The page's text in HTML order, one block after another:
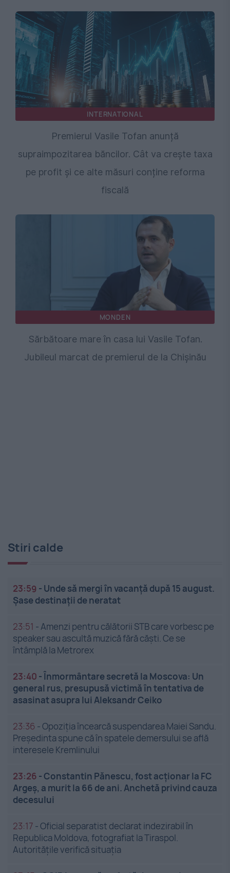
INTERNATIONAL
Premierul Vasile Tofan anunță
supraimpozitarea băncilor. Cât va crește taxa
pe profit și ce alte măsuri conține reforma
fiscală
MONDEN
Sărbătoare mare în casa lui Vasile Tofan.
Jubileul marcat de premierul de la Chişinău
Stiri calde
23:59 - Unde să mergi în vacanță după 15 august.
Șase destinații de neratat
23:51 -Amenzi pentru călătorii STB care vorbesc pe
speaker sau ascultă muzică fără căști. Ce se
întâmplă la Metrorex
23:40 -Înmormântare secretă la Moscova: Un
general rus, presupusă victimă în tentativa de
asasinat asupra lui Aleksandr Ceiko
23:36 -Opoziția încearcă suspendarea Maiei Sandu.
Președinta spune că în spatele demersului se află
interesele Kremlinului
23:26 -Constantin Pănescu, fost acționar la FC
Argeș, a murit la 66 de ani. Anchetă privind cauza
decesului
23:17 -Oficial separatist declarat indezirabil în
Republica Moldova, fotografiat la Tiraspol.
Autoritățile verifică situația